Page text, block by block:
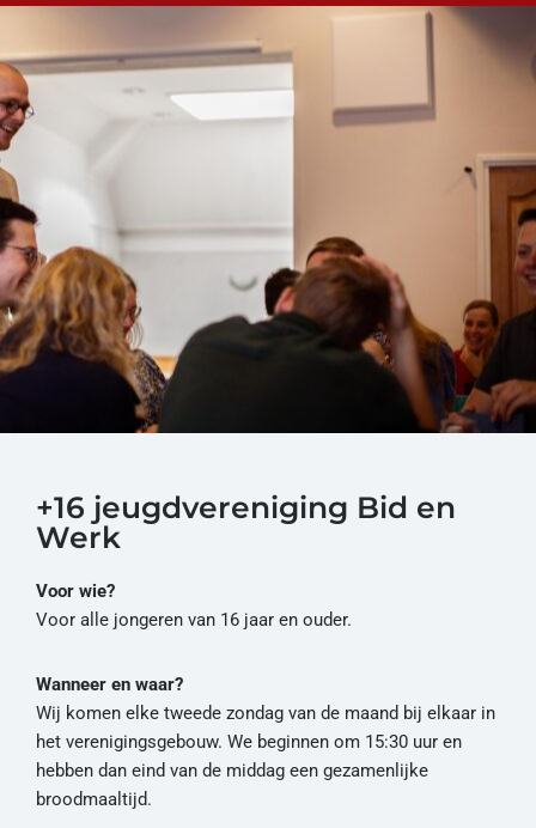
+16 jeugdvereniging Bid en
Werk
Voor wie?
Voor alle jongeren van 16 jaar en ouder.
Wanneer en waar?
Wij komen elke tweede zondag van de maand bij elkaar in
het verenigingsgebouw. We beginnen om 15:30 uur en
hebben dan eind van de middag een gezamenlijke
broodmaaltijd.